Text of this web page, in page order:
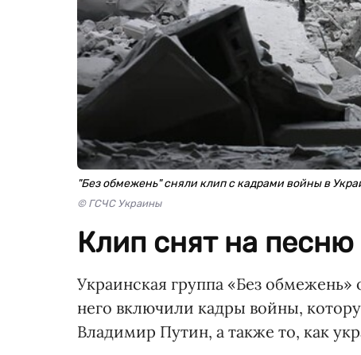
"Без обмежень" сняли клип с кадрами войны в
© ГСЧС Украины
Клип снят на песню
Украинская группа «Без
него включили кадры войны,
Владимир Путин, а также то, как